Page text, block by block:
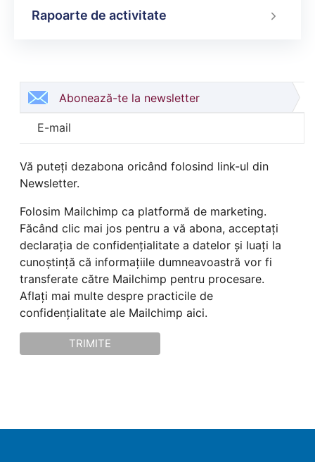
Rapoarte de activitate
Abonează-te la newsletter
Vă puteți dezabona oricând folosind link-ul din
Newsletter.
Folosim Mailchimp ca platformă de marketing.
Făcând clic mai jos pentru a vă abona, acceptați
declarația de confidențialitate a datelor și luați la
cunoștință că informațiile dumneavoastră vor fi
transferate către Mailchimp pentru procesare.
Aflați mai multe despre practicile de
confidențialitate ale Mailchimp aici.